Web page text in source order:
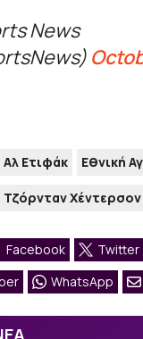
News
Αλ Ετιφάκ Εθνική
Τζόρνταν Χέντερσον
Facebook Twitter
WhatsApp